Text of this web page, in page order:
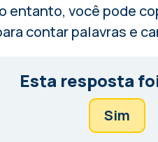
entanto, você pode
contar palavras e
Esta resposta
Sim